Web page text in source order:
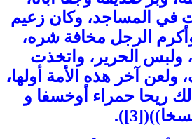
في المساجد، وكان زعيم
وأكرم الرجل مخافة شره،
الحرير، واتخذت
ولعن آخر هذه الأمة أولها،
ريحا حمراء أوخسفا و